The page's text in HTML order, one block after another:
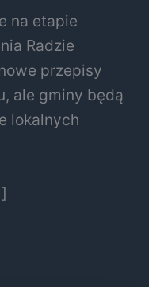
na etapie
Radzie
przepisy
ale gminy będą
lokalnych
]